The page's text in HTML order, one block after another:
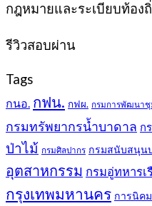
กฎหมายและระเบียบท้อง
รีวิวสอบผ่าน
Tags
กนอ. กฟน. กฟผ. กรมการพัฒนา
กรมทรัพยากรน้ำบาดาล ก
ป่าไม้ กรมศิลปากร กรมสนับสนุน
อุตสาหกรรม กรมอู่ทหารเ
กรุงเทพมหานคร การนิค